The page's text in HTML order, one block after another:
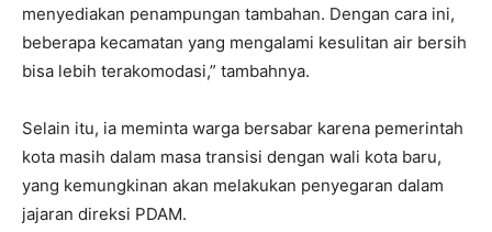
menyediakan penampungan tambahan. Dengan cara ini,
beberapa kecamatan yang mengalami kesulitan air bersih
bisa lebih terakomodasi,” tambahnya.
Selain itu, ia meminta warga bersabar karena pemerintah
kota masih dalam masa transisi dengan wali kota baru,
yang kemungkinan akan melakukan penyegaran dalam
jajaran direksi PDAM.